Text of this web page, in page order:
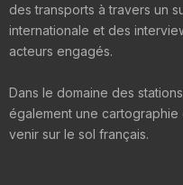
des transports à travers un
internationale et des
acteurs engagés.
Dans le domaine des
également une
venir sur le sol français.